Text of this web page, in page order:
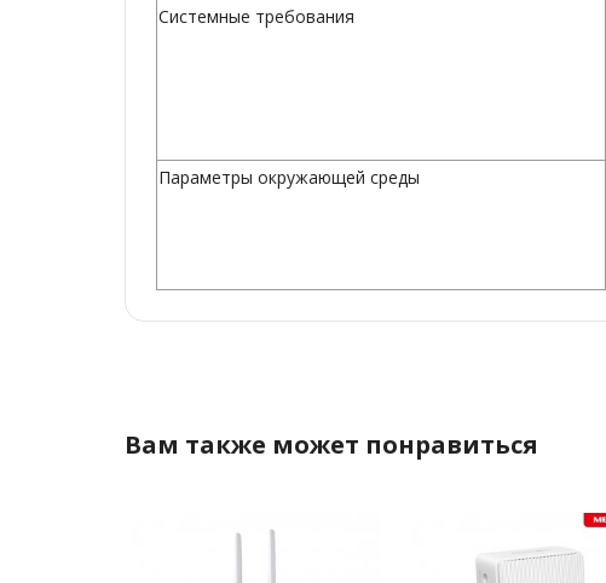
Системные требования
Параметры окружающей среды
Вам также может понравиться